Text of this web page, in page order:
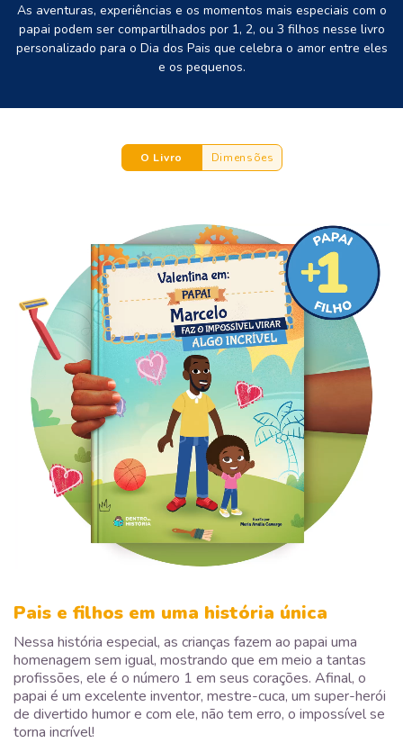
As aventuras, experiências e os momentos mais especiais com o
papai podem ser compartilhados por 1, 2, ou 3 filhos nesse livro
personalizado para o Dia dos Pais que celebra o amor entre eles
e os pequenos.
O Livro Dimensões
Pais e filhos em uma história única
Nessa história especial, as crianças fazem ao papai uma
homenagem sem igual, mostrando que em meio a tantas
profissões, ele é o número 1 em seus corações. Afinal, o
papai é um excelente inventor, mestre-cuca, um super-herói
de divertido humor e com ele, não tem erro, o impossível se
torna incrível!